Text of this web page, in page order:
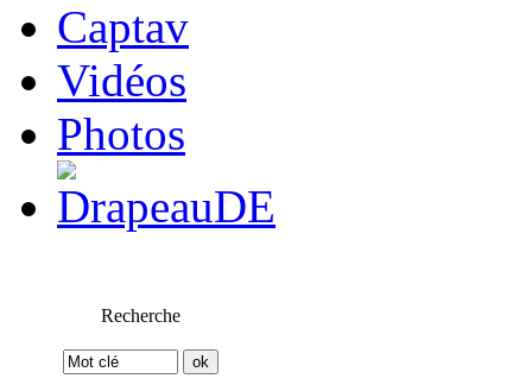
Captav
Vidéos
Photos
Recherche